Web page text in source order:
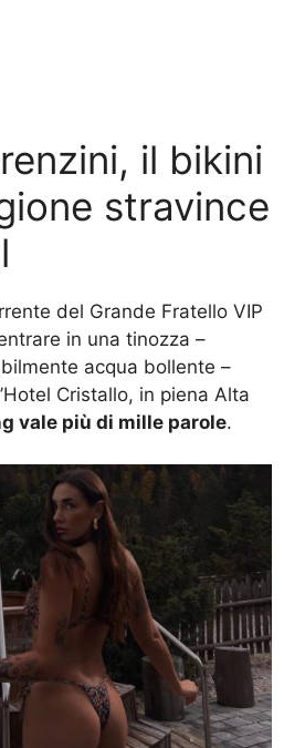
il bikini
stravince
del Grande Fratello VIP
in una tinozza –
acqua bollente –
Cristallo, in piena Alta
vale più di mille parole.